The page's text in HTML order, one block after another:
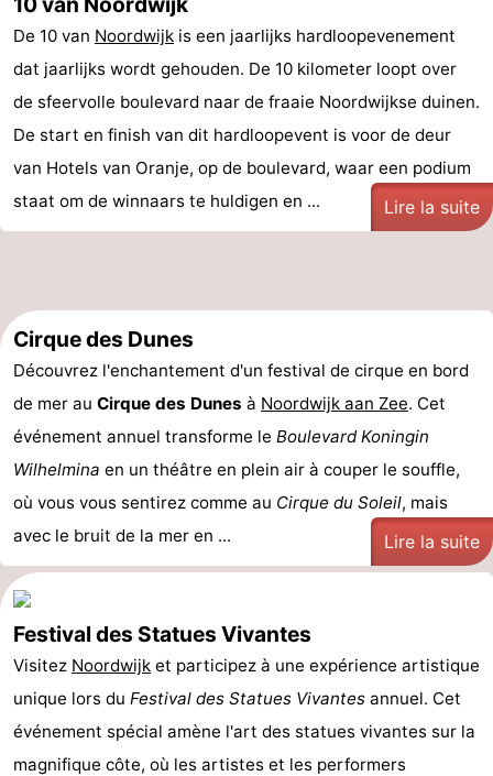
De 10 van Noordwijk is een jaarlijks hardloopevenement
dat jaarlijks wordt gehouden. De 10 kilometer loopt over
de sfeervolle boulevard naar de fraaie Noordwijkse duinen.
De start en finish van dit hardloopevent is voor de deur
van Hotels van Oranje, op de boulevard, waar een podium
staat om de winnaars te huldigen en ...
Lire la suite
Cirque des Dunes
Découvrez l'enchantement d'un festival de cirque en bord
de mer au Cirque des Dunes à Noordwijk aan Zee. Cet
événement annuel transforme le Boulevard Koningin
Wilhelmina en un théâtre en plein air à couper le souffle,
où vous vous sentirez comme au Cirque du Soleil, mais
avec le bruit de la mer en ...
Lire la suite
Festival des Statues Vivantes
Visitez Noordwijk et participez à une expérience artistique
unique lors du Festival des Statues Vivantes annuel. Cet
événement spécial amène l'art des statues vivantes sur la
magnifique côte, où les artistes et les performers